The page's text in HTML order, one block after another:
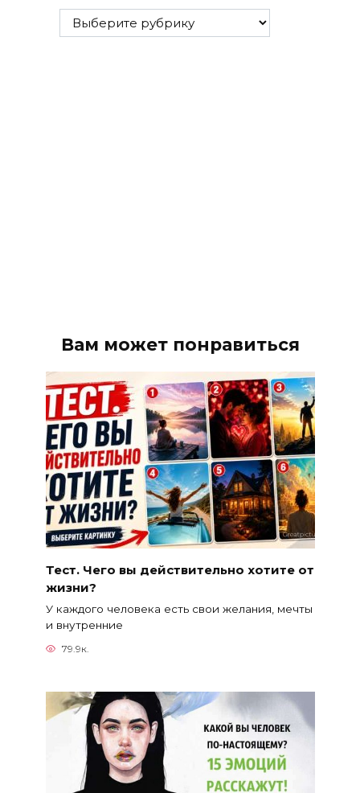
Все
рубрики
Вам может понравиться
Тест. Чего вы действительно хотите от
жизни?
У каждого человека есть свои желания, мечты
и внутренние
79.9к.